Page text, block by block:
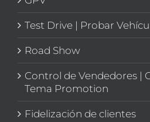
Test Drive | Probar
Road Show
Control de Vendedores |
Tema Promotion
Fidelización de clientes